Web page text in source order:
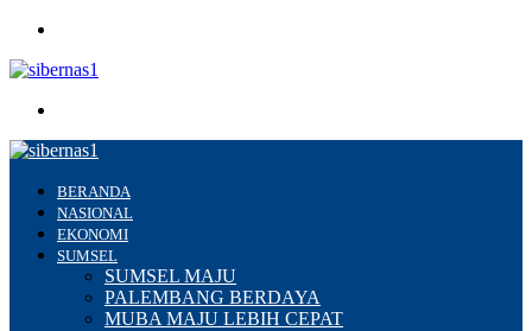
BERANDA
NASIONAL
EKONOMI
SUMSEL
SUMSEL MAJU
PALEMBANG BERDAYA
MUBA MAJU LEBIH CEPAT